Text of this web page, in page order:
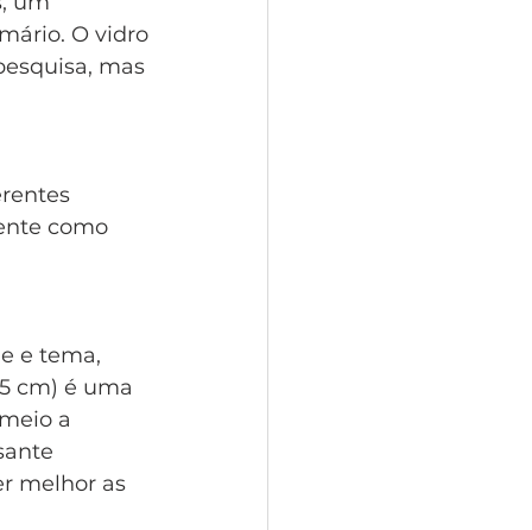
O vidro
mas
como
e tema,
cm) é uma
a
melhor as